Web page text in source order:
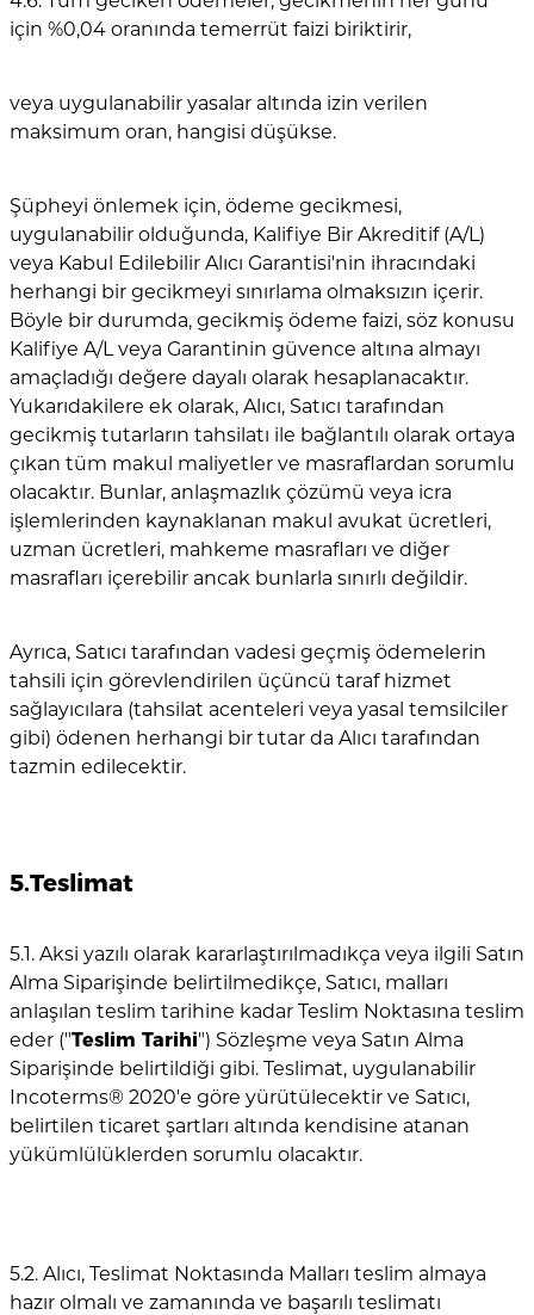
için %0,04 oranında temerrüt faizi biriktirir,
veya uygulanabilir yasalar altında izin verilen
maksimum oran, hangisi düşükse.
Şüpheyi önlemek için, ödeme gecikmesi,
uygulanabilir olduğunda, Kalifiye Bir Akreditif (A/L)
veya Kabul Edilebilir Alıcı Garantisi'nin ihracındaki
herhangi bir gecikmeyi sınırlama olmaksızın içerir.
Böyle bir durumda, gecikmiş ödeme faizi, söz konusu
Kalifiye A/L veya Garantinin güvence altına almayı
amaçladığı değere dayalı olarak hesaplanacaktır.
Yukarıdakilere ek olarak, Alıcı, Satıcı tarafından
gecikmiş tutarların tahsilatı ile bağlantılı olarak ortaya
çıkan tüm makul maliyetler ve masraflardan sorumlu
olacaktır. Bunlar, anlaşmazlık çözümü veya icra
işlemlerinden kaynaklanan makul avukat ücretleri,
uzman ücretleri, mahkeme masrafları ve diğer
masrafları içerebilir ancak bunlarla sınırlı değildir.
Ayrıca, Satıcı tarafından vadesi geçmiş ödemelerin
tahsili için görevlendirilen üçüncü taraf hizmet
sağlayıcılara (tahsilat acenteleri veya yasal temsilciler
gibi) ödenen herhangi bir tutar da Alıcı tarafından
tazmin edilecektir.
5.Teslimat
5.1. Aksi yazılı olarak kararlaştırılmadıkça veya ilgili Satın
Alma Siparişinde belirtilmedikçe, Satıcı, malları
anlaşılan teslim tarihine kadar Teslim Noktasına teslim
eder ("Teslim Tarihi") Sözleşme veya Satın Alma
Siparişinde belirtildiği gibi. Teslimat, uygulanabilir
Incoterms® 2020'e göre yürütülecektir ve Satıcı,
belirtilen ticaret şartları altında kendisine atanan
yükümlülüklerden sorumlu olacaktır.
5.2. Alıcı, Teslimat Noktasında Malları teslim almaya
hazır olmalı ve zamanında ve başarılı teslimatı